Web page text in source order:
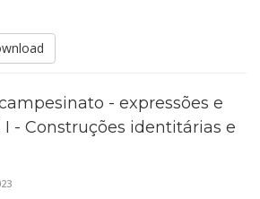
- expressões e
I - Construções identitárias e